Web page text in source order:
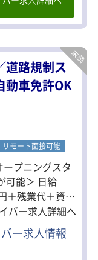
制帯を撤去
で安心です！
警備のお仕事
崎中央支社・
模原支社・川
支社・みなと
部 規制センタ
！お住まいに
す。
道路規制ス
動車免許OK
リモート面接可能
プニングスタ
可能＞ 日給
＋残業代＋資格
「日勤／夜勤
い」 他に
バー求人詳細へ
ー求人情報